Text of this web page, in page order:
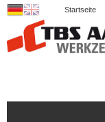
Startseite